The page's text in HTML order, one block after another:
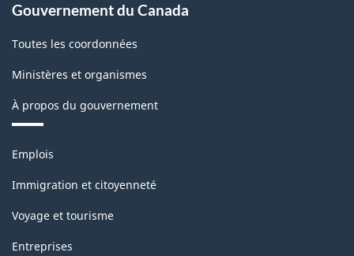
Gouvernement du Canada
Toutes les coordonnées
Ministères et organismes
À propos du gouvernement
Thèmes
sujets
Emplois
Immigration et citoyenneté
Voyage et tourisme
Entreprises